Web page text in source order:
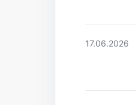
17.06.2026